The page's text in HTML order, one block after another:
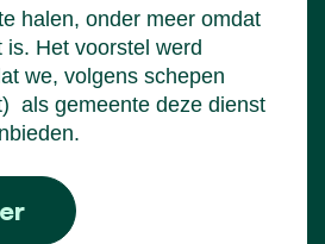
halen, onder meer omdat
is. Het voorstel werd
we, volgens schepen
als gemeente deze dienst